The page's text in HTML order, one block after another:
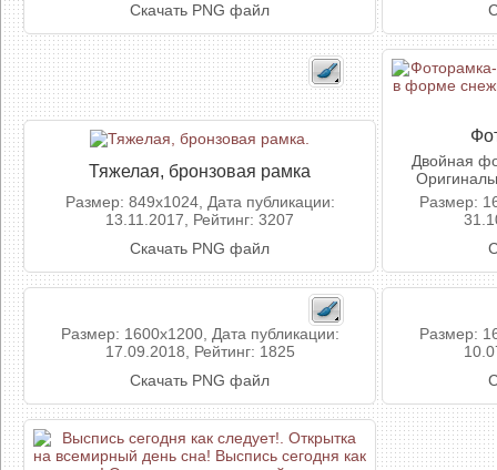
Скачать PNG файл
Тяжелая, бронзовая рамка
Размер: 849x1024, Дата публикации:
13.11.2017, Рейтинг: 3207
Скачать PNG файл
Двойная
Размер:
Размер: 1600x1200, Дата публикации:
17.09.2018, Рейтинг: 1825
Скачать PNG файл
Размер: